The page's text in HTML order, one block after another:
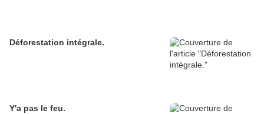
Déforestation intégrale.
Y'a pas le feu.